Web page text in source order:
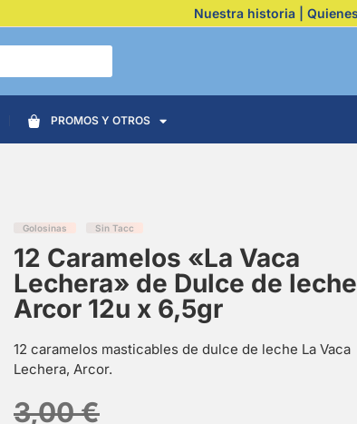
Nuestra historia |
PROMOS Y OTROS
Golosinas Sin Tacc
12 Caramelos «La Vaca
Lechera» de Dulce de leche
Arcor 12u x 6,5gr
12 caramelos masticables de dulce de leche La Vaca
Lechera, Arcor.
3,00€